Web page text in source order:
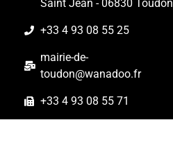
Saint Jean - 06830 Toudon
+33 4 93 08 55 25
mairie-de-
toudon@wanadoo.fr
+33 4 93 08 55 71